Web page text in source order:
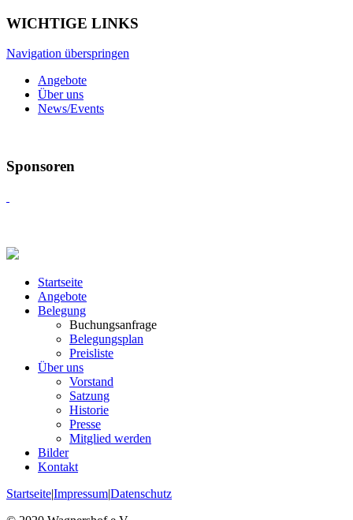
WICHTIGE LINKS
Navigation überspringen
Angebote
Über uns
News/Events
Sponsoren
Startseite
Angebote
Belegung
Buchungsanfrage
Belegungsplan
Preisliste
Über uns
Vorstand
Satzung
Historie
Presse
Mitglied werden
Bilder
Kontakt
Startseite|Impressum|Datenschutz